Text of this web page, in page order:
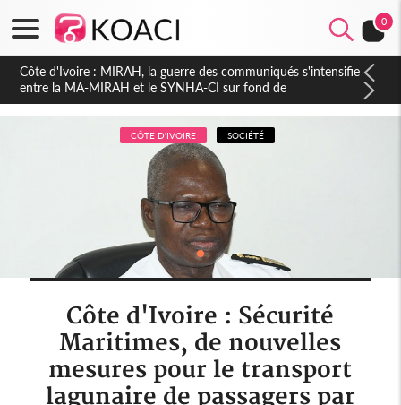
0
Côte d'Ivoire : Indépendance 2026, Thiam plaide pour un
environnement démocratique plus apaisé
CÔTE D'IVOIRE SOCIÉTÉ
Côte d'Ivoire : Sécurité
Maritimes, de nouvelles
mesures pour le transport
lagunaire de passagers par